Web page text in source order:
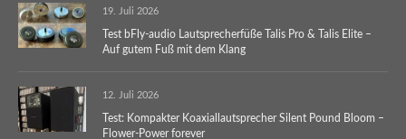
19. Juli 2026
Test bFly-audio Lautsprecherfüße Talis Pro & Talis Elite –
Auf gutem Fuß mit dem Klang
12. Juli 2026
Test: Kompakter Koaxiallautsprecher Silent Pound Bloom –
Flower-Power forever